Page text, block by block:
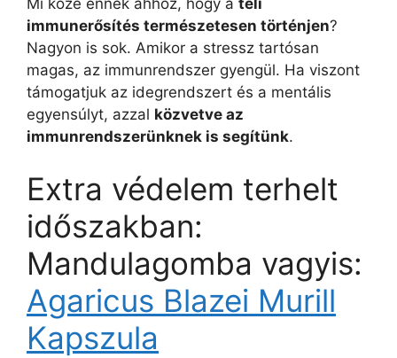
immunerősítés természetesen történjen?
Nagyon is sok. Amikor a stressz tartósan
magas, az immunrendszer gyengül. Ha viszont
támogatjuk az idegrendszert és a mentális
egyensúlyt, azzal közvetve az
immunrendszerünknek is segítünk.
Extra védelem terhelt
időszakban:
Mandulagomba vagyis:
Agaricus Blazei Murill
Kapszula